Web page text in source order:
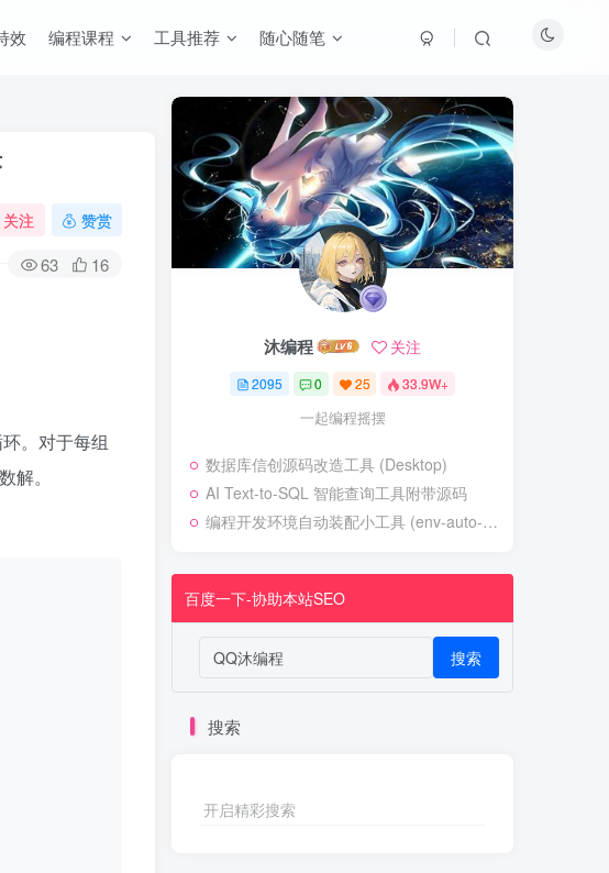
效 编程课程 工具推荐 随心随笔
关注 赞赏
63 16
。对于每组
解。
沐编程 关注
2095 0 25 33.9W+
一起编程摇摆
数据库信创源码改造工具 (Desktop)
AI Text-to-SQL 智能查询工具附带源码
编程开发环境自动装配小工具 (env-auto-setup)
百度一下-协助本站SEO
搜索
搜索
开启精彩搜索